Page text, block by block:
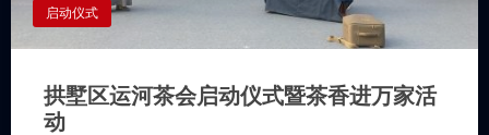
启动仪式
拱墅区运河茶会启动仪式暨茶香进万家活
动